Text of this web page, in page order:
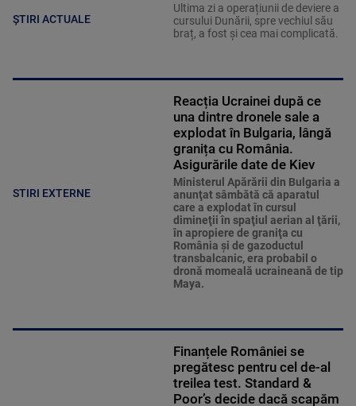
ȘTIRI ACTUALE
Ultima zi a operațiunii de deviere a
cursului Dunării, spre vechiul său
braț, a fost și cea mai complicată.
STIRI EXTERNE
Reacția Ucrainei după ce
una dintre dronele sale a
explodat în Bulgaria, lângă
granița cu România.
Asigurările date de Kiev
Ministerul Apărării din Bulgaria a
anunţat sâmbătă că aparatul
care a explodat în cursul
dimineţii în spaţiul aerian al ţării,
în apropiere de graniţa cu
România şi de gazoductul
transbalcanic, era probabil o
dronă momeală ucraineană de tip
Maya.
Finanțele României se
pregătesc pentru cel de-al
treilea test. Standard &
Poor’s decide dacă scapăm